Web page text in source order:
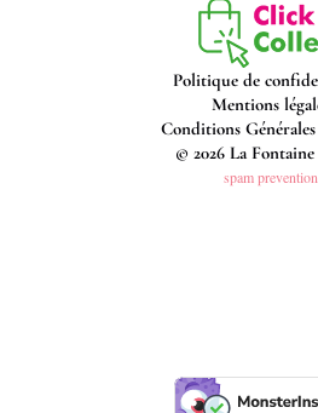
Politique de
Mentions
Conditions
© 2026 La Fontaine
spam prevention